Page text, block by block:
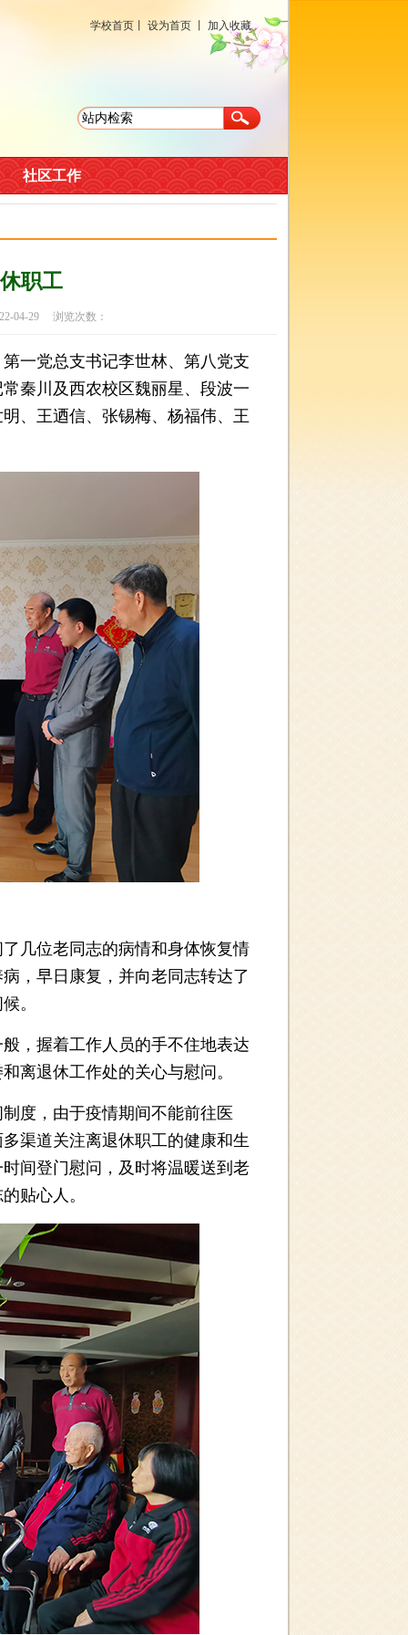
学校首页 设为首页 加入收藏
社区工作
职工
04-29 浏览次数：
党总支书记李世林、第八党支
秦川及西农校区魏丽星、段波一
、王迺信、张锡梅、杨福伟、王
位老同志的病情和身体恢复情
，早日康复，并向老同志转达了
。
握着工作人员的手不住地表达
离退休工作处的关心与慰问。
，由于疫情期间不能前往医
渠道关注离退休职工的健康和生
间登门慰问，及时将温暖送到老
贴心人。